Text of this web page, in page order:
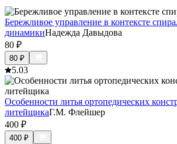
Бережливое управление в контексте
динамикиНадежда Давыдова
80 ₽
80 ₽
5.03
Особенности литья ортопедических
литейщикаГ.М. Флейшер
400 ₽
400 ₽